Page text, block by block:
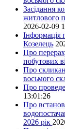
Засідання
житлового
2026-02-09
Інформація
Козелець
Про
побутових
Про
восьмого
Про
13:01:26
Про
2026 рік